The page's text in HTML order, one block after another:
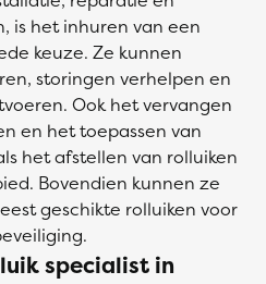
is het inhuren van een
keuze. Ze kunnen
storingen verhelpen en
Ook het vervangen
en het toepassen van
het afstellen van rolluiken
Bovendien kunnen ze
geschikte rolluiken voor
specialist in